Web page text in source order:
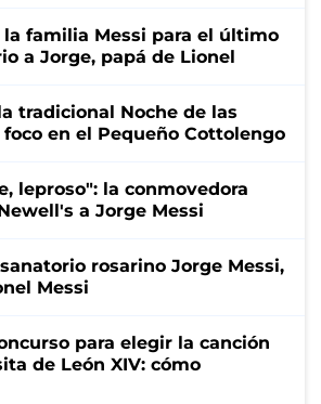
la familia Messi para el último
a Jorge, papá de Lionel
tradicional Noche de las
en el Pequeño Cottolengo
leproso": la conmovedora
a Jorge Messi
rosarino Jorge Messi,
Messi
para elegir la canción
de León XIV: cómo